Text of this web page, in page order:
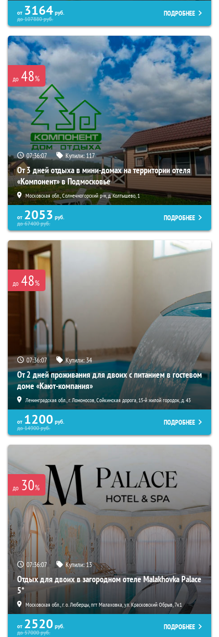
от 3164 руб.
до107880руб.
ПОДРОБНЕЕ
до 48%
07:36:05 Купили: 117
От 3 дней отдыха в мини-домах на территории отеля
«Компонент» в Подмосковье
Московская обл., Солнечногорский р-н, д. Колтышево, 1
от 2053 руб.
до67400руб.
ПОДРОБНЕЕ
до 48%
07:36:05 Купили:34
От 2 дней проживания для двоих с питанием в гостевом
доме «Кают-компания»
Ленинградская обл., г. Ломоносов, Сойкинская дорога, 15-й жилой городок, д. 43
от 1200 руб.
до14900руб.
ПОДРОБНЕЕ
до 30%
07:36:05 Купили:13
Отдых для двоих в загородном отеле Malakhovka Palace
5*
Московская обл., г. о. Люберцы, пгт Малаховка, ул. Красковский Обрыв, 7к1
от 2520 руб.
до57000руб.
ПОДРОБНЕЕ